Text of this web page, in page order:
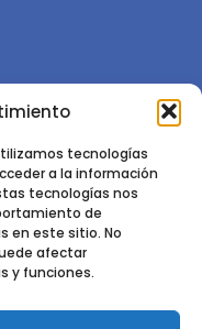
tecnologías
a la información
tecnologías nos
de
en este sitio. No
afectar
y funciones.
por laSociedad
INIA-CSIC
Madrid